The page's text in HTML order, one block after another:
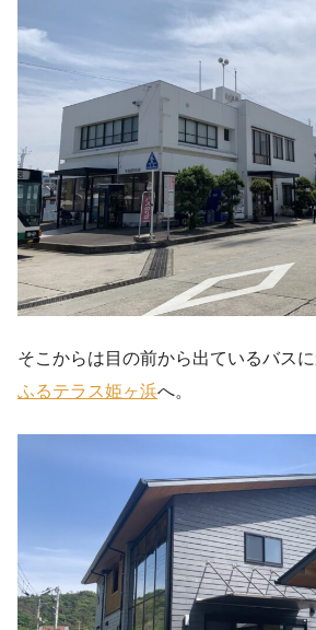
そこからは目の前から出ているバス
ふるテラス姫ヶ浜へ。